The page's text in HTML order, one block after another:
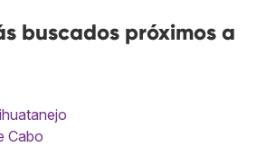
buscados próximos a
Cabo